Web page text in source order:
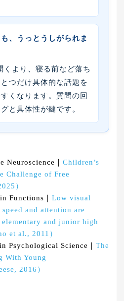
、うっとうしがられま
くより、寝る前など落ち
つだけ具体的な話題を
くなります。質問の回
と具体性が鍵です。
｜ Children’s
Challenge of Free
）
Functions｜ Low visual
and attention are
and junior high
et al., 2011）
Psychological Science｜ The
With Young
2016）